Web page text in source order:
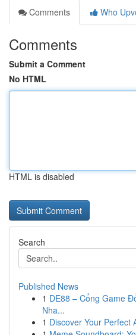
Comments
Who
Comments
Submit a Comment
No HTML
HTML is disabled
Search
Published News
1 DE88 – Cổng Game
Nha...
1 Discover Your Perfect